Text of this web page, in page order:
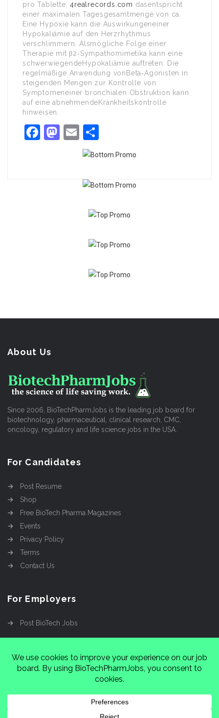
pro Tablette,4realrecords.com dasentspricht
einer maximalen Tagesgesamtmenge von ca.
Eine Hypoxie kann die Auswirkungeneiner
Hypokaliämie auf den Herzrhythmus
verschlimmern. Alsmögliche Folge einer
Therapie mit β2‑Sympathomimetika kann eine
schwerwiegendeHypokaliämie auftreten. Die
regelmäßige Anwendung vonBeta‑Agonisten in
steigenden Mengen zur Kontrolle von
Symptomeneiner bronchialen Obstruktion kann
auf eine abnehmendeKrankheitskontrolle
hinweisen.
Facebook
Mastodon
Email
About Us
Since 2006, BioTechPharmJobs is the leading job board for
biotechnology, pharmaceutical, clinical research, CMC,
oncology, regulatory and life science jobs in the USA.
For Candidates
Post Resume
Shop
Free BioTech Pharma Magazines
Events
Privacy Policy
Terms
Contact Us
For Employers
Post BioTech Jobs
Cinnamon Entertainment Group
37222